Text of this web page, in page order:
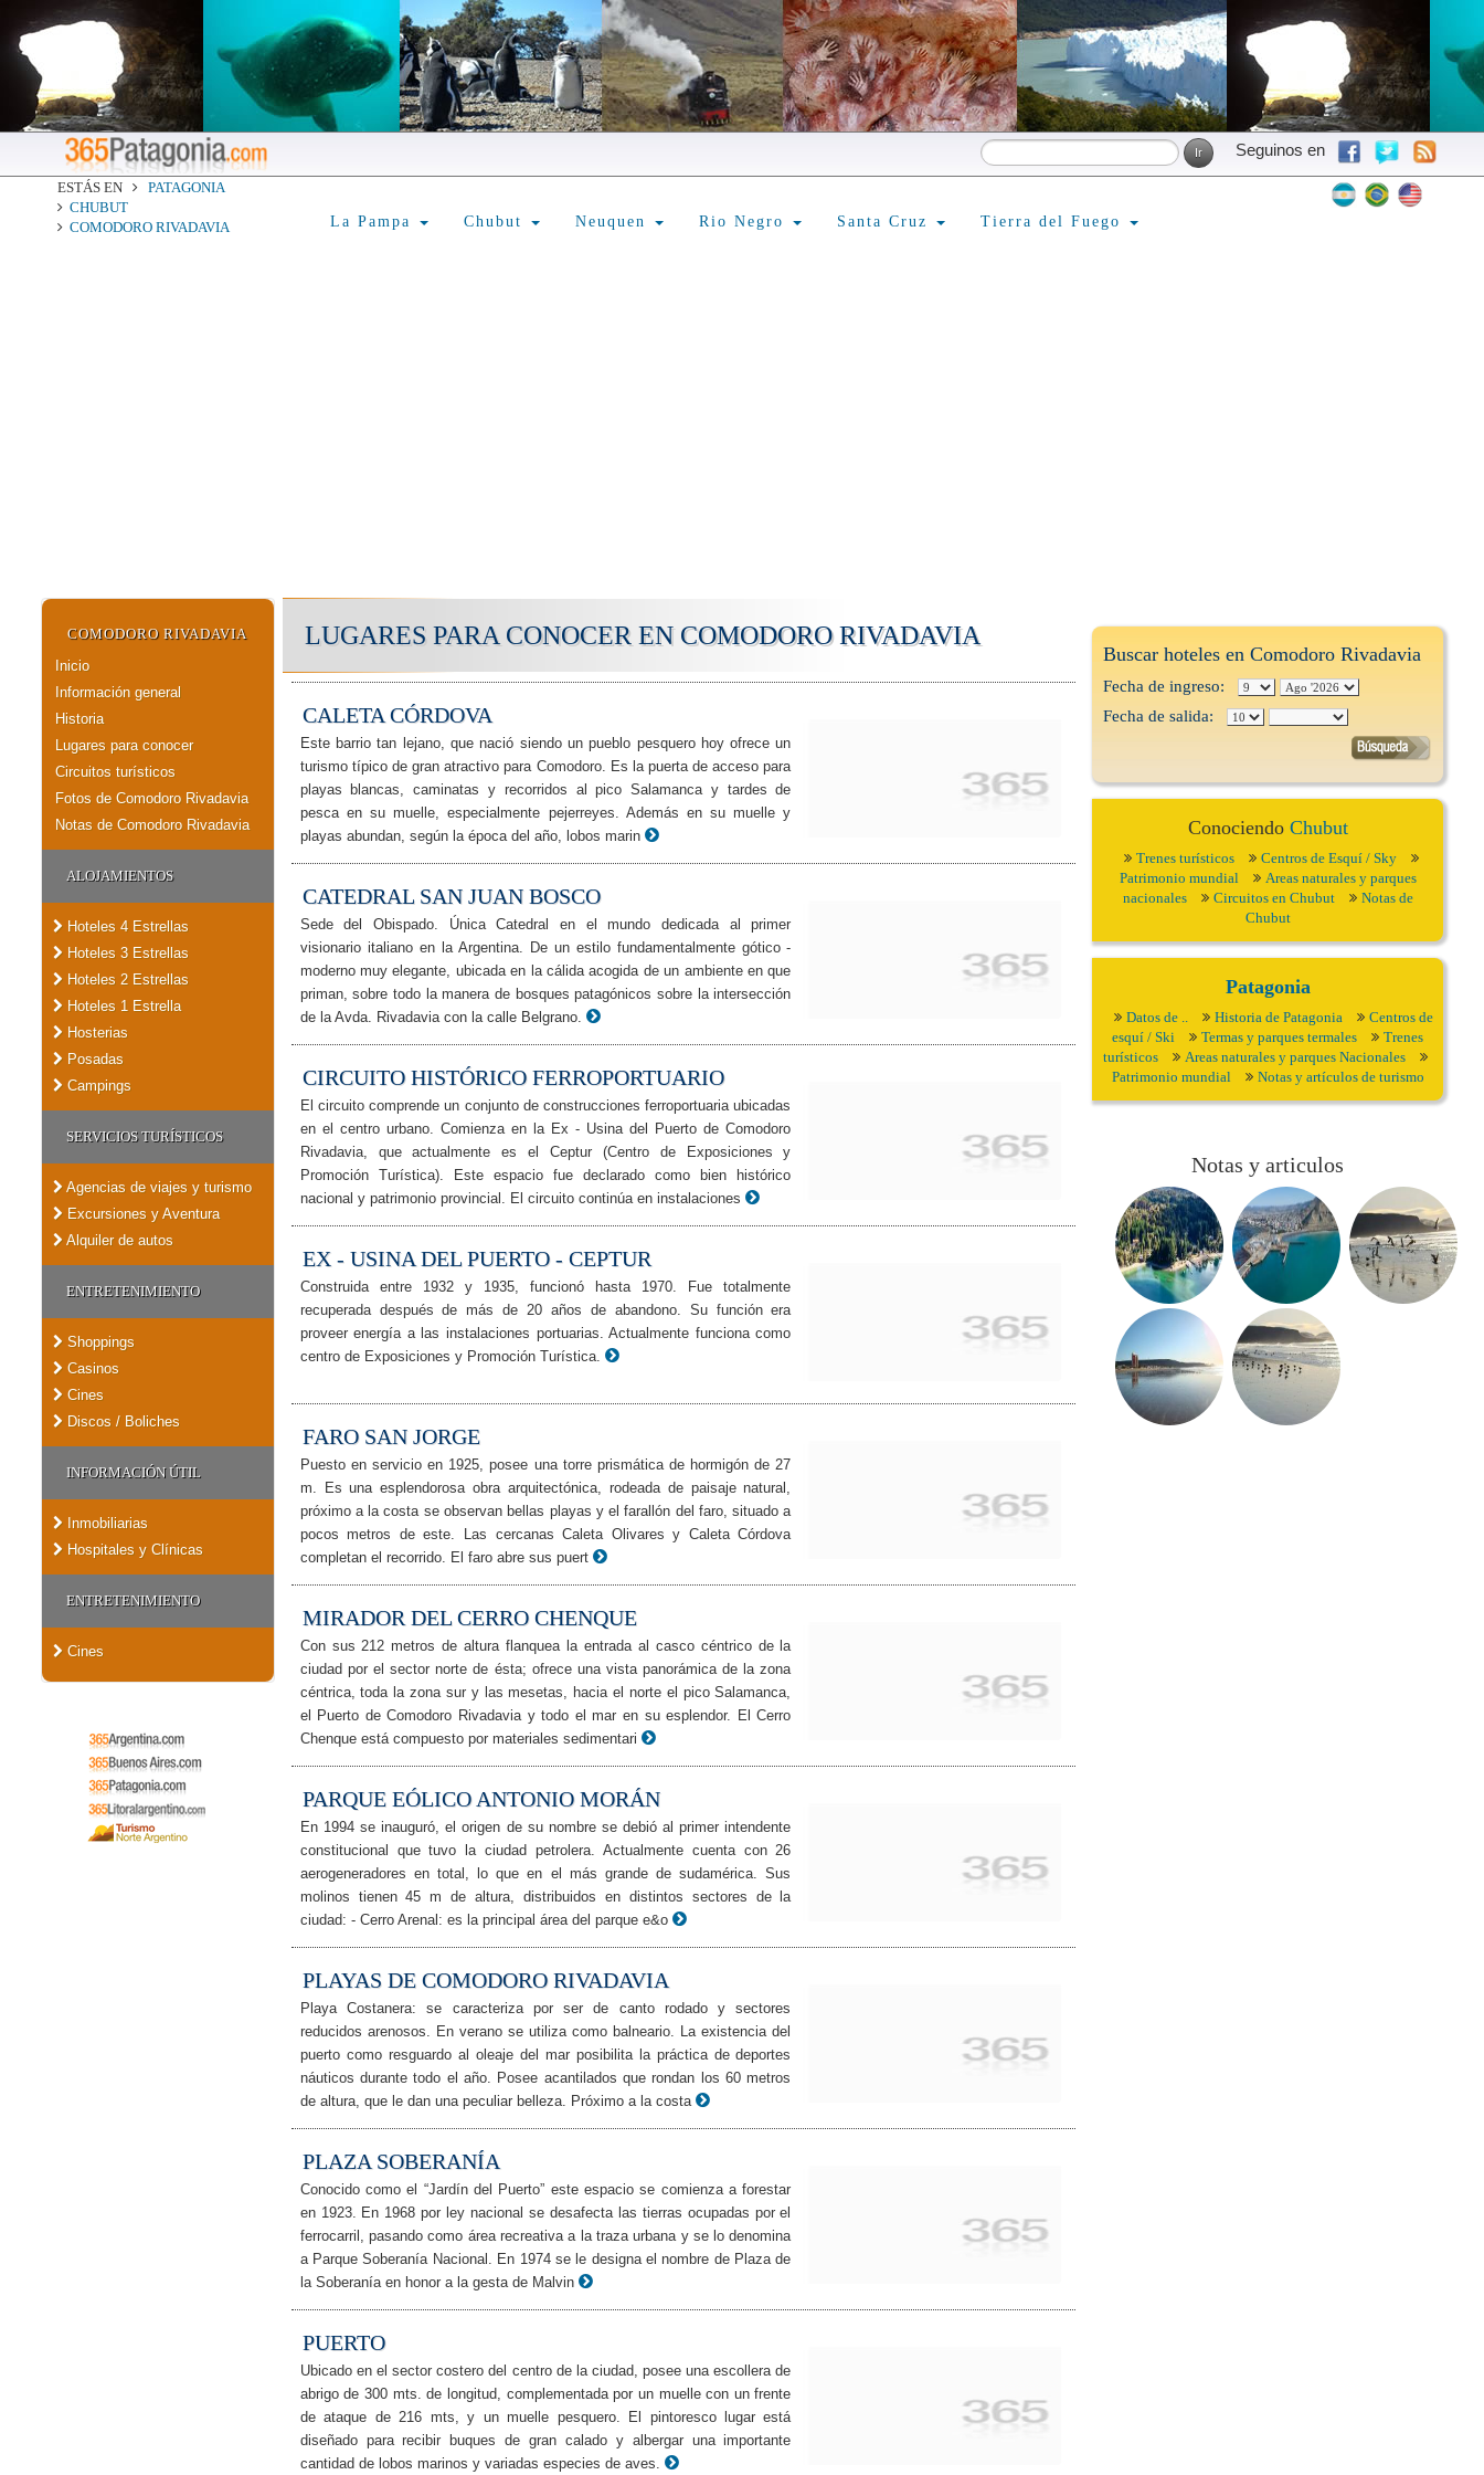
Seguinos en
ESTÁS EN
PATAGONIA
CHUBUT
COMODORO RIVADAVIA
La Pampa Chubut Neuquen Rio Negro Santa Cruz Tierra del Fuego
COMODORO RIVADAVIA
Inicio
Información general
Historia
Lugares para conocer
Circuitos turísticos
Fotos de Comodoro Rivadavia
Notas de Comodoro Rivadavia
ALOJAMIENTOS
Hoteles 4 Estrellas
Hoteles 3 Estrellas
Hoteles 2 Estrellas
Hoteles 1 Estrella
Hosterias
Posadas
Campings
SERVICIOS TURÍSTICOS
Agencias de viajes y turismo
Excursiones y Aventura
Alquiler de autos
ENTRETENIMIENTO
Shoppings
Casinos
Cines
Discos / Boliches
INFORMACIÓN ÚTIL
Inmobiliarias
Hospitales y Clínicas
ENTRETENIMIENTO
Cines
LUGARES PARA CONOCER EN COMODORO RIVADAVIA
CALETA CÓRDOVA
Este barrio tan lejano, que nació siendo un pueblo pesquero hoy ofrece un
turismo típico de gran atractivo para Comodoro. Es la puerta de acceso para
playas blancas, caminatas y recorridos al pico Salamanca y tardes de
pesca en su muelle, especialmente pejerreyes. Además en su muelle y
playas abundan, según la época del año, lobos marin
CATEDRAL SAN JUAN BOSCO
Sede del Obispado. Única Catedral en el mundo dedicada al primer
visionario italiano en la Argentina. De un estilo fundamentalmente gótico -
moderno muy elegante, ubicada en la cálida acogida de un ambiente en que
priman, sobre todo la manera de bosques patagónicos sobre la intersección
de la Avda. Rivadavia con la calle Belgrano.
CIRCUITO HISTÓRICO FERROPORTUARIO
El circuito comprende un conjunto de construcciones ferroportuaria ubicadas
en el centro urbano. Comienza en la Ex - Usina del Puerto de Comodoro
Rivadavia, que actualmente es el Ceptur (Centro de Exposiciones y
Promoción Turística). Este espacio fue declarado como bien histórico
nacional y patrimonio provincial. El circuito continúa en instalaciones
EX - USINA DEL PUERTO - CEPTUR
Construida entre 1932 y 1935, funcionó hasta 1970. Fue totalmente
recuperada después de más de 20 años de abandono. Su función era
proveer energía a las instalaciones portuarias. Actualmente funciona como
centro de Exposiciones y Promoción Turística.
FARO SAN JORGE
Puesto en servicio en 1925, posee una torre prismática de hormigón de 27
m. Es una esplendorosa obra arquitectónica, rodeada de paisaje natural,
próximo a la costa se observan bellas playas y el farallón del faro, situado a
pocos metros de este. Las cercanas Caleta Olivares y Caleta Córdova
completan el recorrido. El faro abre sus puert
MIRADOR DEL CERRO CHENQUE
Con sus 212 metros de altura flanquea la entrada al casco céntrico de la
ciudad por el sector norte de ésta; ofrece una vista panorámica de la zona
céntrica, toda la zona sur y las mesetas, hacia el norte el pico Salamanca,
el Puerto de Comodoro Rivadavia y todo el mar en su esplendor. El Cerro
Chenque está compuesto por materiales sedimentari
PARQUE EÓLICO ANTONIO MORÁN
En 1994 se inauguró, el origen de su nombre se debió al primer intendente
constitucional que tuvo la ciudad petrolera. Actualmente cuenta con 26
aerogeneradores en total, lo que en el más grande de sudamérica. Sus
molinos tienen 45 m de altura, distribuidos en distintos sectores de la
ciudad: - Cerro Arenal: es la principal área del parque e&o
PLAYAS DE COMODORO RIVADAVIA
Playa Costanera: se caracteriza por ser de canto rodado y sectores
reducidos arenosos. En verano se utiliza como balneario. La existencia del
puerto como resguardo al oleaje del mar posibilita la práctica de deportes
náuticos durante todo el año. Posee acantilados que rondan los 60 metros
de altura, que le dan una peculiar belleza. Próximo a la costa
PLAZA SOBERANÍA
Conocido como el “Jardín del Puerto” este espacio se comienza a forestar
en 1923. En 1968 por ley nacional se desafecta las tierras ocupadas por el
ferrocarril, pasando como área recreativa a la traza urbana y se lo denomina
a Parque Soberanía Nacional. En 1974 se le designa el nombre de Plaza de
la Soberanía en honor a la gesta de Malvin
PUERTO
Ubicado en el sector costero del centro de la ciudad, posee una escollera de
abrigo de 300 mts. de longitud, complementada por un muelle con un frente
de ataque de 216 mts, y un muelle pesquero. El pintoresco lugar está
diseñado para recibir buques de gran calado y albergar una importante
cantidad de lobos marinos y variadas especies de aves.
Buscar hoteles en Comodoro Rivadavia
Fecha de ingreso:
Fecha de salida:
Conociendo Chubut
Trenes turísticos
Centros de Esquí / Sky
Patrimonio mundial
Areas naturales y parques
nacionales
Circuitos en Chubut
Notas de
Chubut
Patagonia
Datos de .. Historia de Patagonia
Centros de
esquí / Ski
Termas y parques termales
Trenes
turísticos
Areas naturales y parques Nacionales
Patrimonio mundial
Notas y artículos de turismo
Notas y articulos